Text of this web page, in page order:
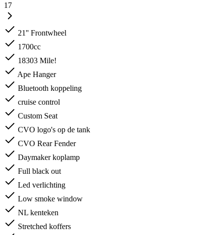
17
21'' Frontwheel
1700cc
18303 Mile!
Ape Hanger
Bluetooth koppeling
cruise control
Custom Seat
CVO logo's op de tank
CVO Rear Fender
Daymaker koplamp
Full black out
Led verlichting
Low smoke window
NL kenteken
Stretched koffers